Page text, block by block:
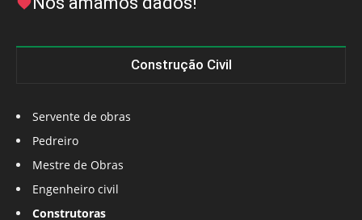
Construção Civil
Servente de obras
Pedreiro
Mestre de Obras
Engenheiro civil
Construtoras